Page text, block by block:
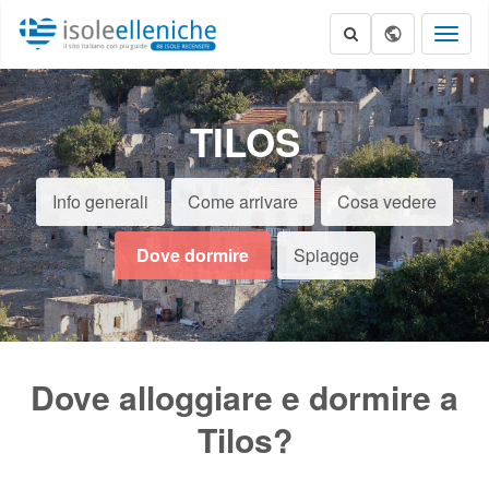
TILOS
Info generali Come arrivare Cosa vedere
Dove dormire Spiagge
Dove alloggiare e dormire a
Tilos?